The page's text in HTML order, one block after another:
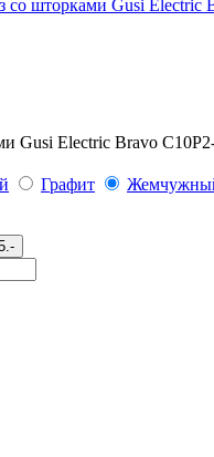
Gusi Electric Bravo
Графит